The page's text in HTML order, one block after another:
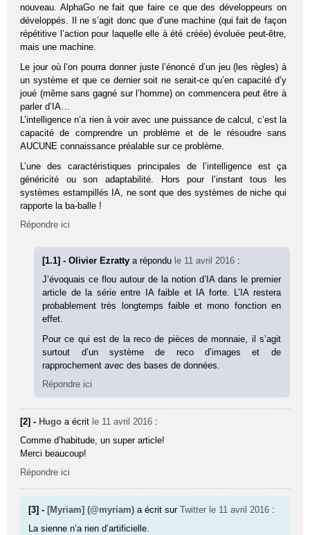
nouveau. AlphaGo ne fait que faire ce que des développeurs on
développés. Il ne s’agit donc que d’une machine (qui fait de façon
répétitive l’action pour laquelle elle à été créée) évoluée peut-être,
mais une machine.
Le jour où l’on pourra donner juste l’énoncé d’un jeu (les règles) à
un système et que ce dernier soit ne serait-ce qu’en capacité d’y
joué (même sans gagné sur l’homme) on commencera peut être à
parler d’IA…
L’intelligence n’a rien à voir avec une puissance de calcul, c’est la
capacité de comprendre un problème et de le résoudre sans
AUCUNE connaissance préalable sur ce problème.
L’une des caractéristiques principales de l’intelligence est ça
généricité ou son adaptabilité. Hors pour l’instant tous les
systèmes estampillés IA, ne sont que des systèmes de niche qui
rapporte la ba-balle !
Répondre ici
[1.1] - Olivier Ezrattya répondu le 11 avril 2016 :
J’évoquais ce flou autour de la notion d’IA dans le premier
article de la série entre IA faible et IA forte. L’IA restera
probablement très longtemps faible et mono fonction en
effet.
Pour ce qui est de la reco de pièces de monnaie, il s’agit
surtout d’un système de reco d’images et de
rapprochement avec des bases de données.
Répondre ici
[2] - Hugo a écrit le 11 avril 2016 :
Comme d’habitude, un super article!
Merci beaucoup!
Répondre ici
[3] -[Myriam] (@myriam) a écrit surTwitter le 11 avril 2016 :
La sienne n’a rien d’artificielle.